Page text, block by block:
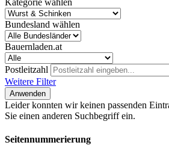
Kategorie wählen
Bundesland wählen
Bauernladen.at
Postleitzahl
Weitere Filter
Anwenden
Leider konnten wir keinen passenden
Sie einen anderen Suchbegriff ein.
Seitennummerierung